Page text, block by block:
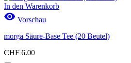
In den Warenkorb
 Vorschau
morga Säure-Base Tee (20 Beutel)
CHF 6.00